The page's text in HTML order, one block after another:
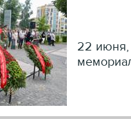
22 июня,